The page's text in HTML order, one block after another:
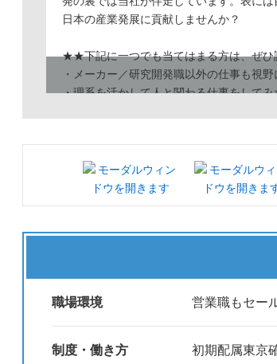
日本の産業発展に貢献しませんか？
★★下記に一つでも当てはまる方は、ぜ
・メーカー／研究開発職以外の仕事も視
・理系を活かして人と関わる仕事をしてみ
・テレワーク、フレックスなど働きやす
・社員の雰囲気・風通しの良さも重視した
・語学（英語）力を高めたい
職場環境 営業職もセー
制度・働き方
初期配属東京